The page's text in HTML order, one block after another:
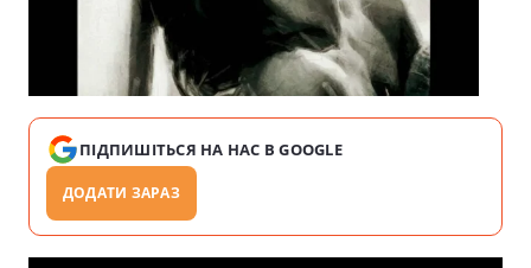
ПІДПИШІТЬСЯ НА НАС В GOOGLE
ДОДАТИ ЗАРАЗ